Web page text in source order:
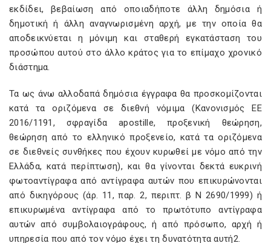
εκδίδει, βεβαίωση από οποιαδήποτε άλλη δημόσια ή
δημοτική ή άλλη αναγνωρισμένη αρχή, με την οποία θα
αποδεικνύεται η μόνιμη και σταθερή εγκατάσταση του
προσώπου αυτού στο άλλο κράτος για το επίμαχο χρονικό
διάστημα.
Τα ως άνω αλλοδαπά δημόσια έγγραφα θα προσκομίζονται
κατά τα οριζόμενα σε διεθνή νόμιμα (Κανονισμός ΕΕ
2016/1191, σφραγίδα apostille, προξενική θεώρηση,
θεώρηση από το ελληνικό προξενείο, κατά τα οριζόμενα
σε διεθνείς συνθήκες που έχουν κυρωθεί με νόμο από την
Ελλάδα, κατά περίπτωση), και θα γίνονται δεκτά ευκρινή
φωτοαντίγραφα από αντίγραφα αυτών που επικυρώνονται
από δικηγόρους (άρ. 11, παρ. 2, περιπτ. β Ν 2690/1999) ή
επικυρωμένα αντίγραφα από το πρωτότυπο αντίγραφα
αυτών από συμβολαιογράφους, ή από πρόσωπο, αρχή ή
υπηρεσία που από τον νόμο έχει τη δυνατότητα αυτή2.